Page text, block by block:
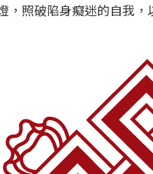
，照破陷身癡迷的自我，